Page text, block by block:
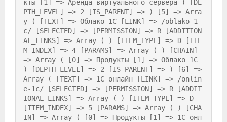
кты [1] => Аренда виртуального сервера ) [DE
PTH_LEVEL] => 2 [IS_PARENT] => ) [5] => Arra
y ( [TEXT] => Облако 1С [LINK] => /oblako-1
c/ [SELECTED] => [PERMISSION] => R [ADDITION
AL_LINKS] => Array ( ) [ITEM_TYPE] => D [ITE
M_INDEX] => 4 [PARAMS] => Array ( ) [CHAIN]
=> Array ( [0] => Продукты [1] => Облако 1С
) [DEPTH_LEVEL] => 2 [IS_PARENT] => ) [6] =>
Array ( [TEXT] => 1С онлайн [LINK] => /onlin
e-1c/ [SELECTED] => [PERMISSION] => R [ADDIT
IONAL_LINKS] => Array ( ) [ITEM_TYPE] => D
[ITEM_INDEX] => 5 [PARAMS] => Array ( ) [CHA
IN] => Array ( [0] => Продукты [1] => 1С онл